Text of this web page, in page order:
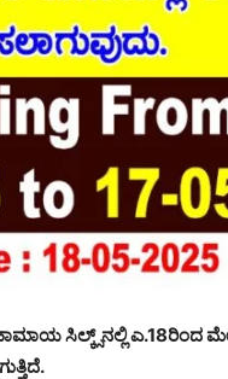
ಸಿಲ್ಕ್ಸ್‌ನಲ್ಲಿ ಎ.18ರಿಂದ